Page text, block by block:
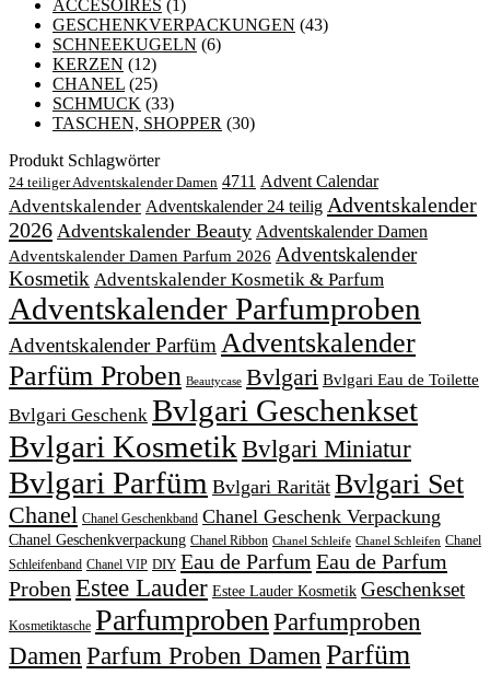
ACCESOIRES (1)
GESCHENKVERPACKUNGEN (43)
SCHNEEKUGELN (6)
KERZEN (12)
CHANEL (25)
SCHMUCK (33)
TASCHEN, SHOPPER (30)
Produkt Schlagwörter
24 teiliger Adventskalender Damen 4711 Advent Calendar
Adventskalender Adventskalender 24 teilig Adventskalender
2026 Adventskalender Beauty Adventskalender Damen
Adventskalender Damen Parfum 2026 Adventskalender
Kosmetik Adventskalender Kosmetik & Parfum
Adventskalender Parfumproben
Adventskalender Parfüm Adventskalender
Parfüm Proben Beautycase Bvlgari Bvlgari Eau de Toilette
Bvlgari Geschenk Bvlgari Geschenkset
Bvlgari KosmetikBvlgari Miniatur
Bvlgari Parfüm Bvlgari Rarität Bvlgari Set
Chanel Chanel Geschenkband Chanel Geschenk Verpackung
Chanel Geschenkverpackung Chanel Ribbon Chanel Schleife Chanel Schleifen Chanel
Schleifenband Chanel VIP DIY Eau de Parfum Eau de Parfum
Proben Estee Lauder Estee Lauder Kosmetik Geschenkset
Kosmetiktasche Parfumproben Parfumproben
Damen Parfum Proben Damen Parfüm